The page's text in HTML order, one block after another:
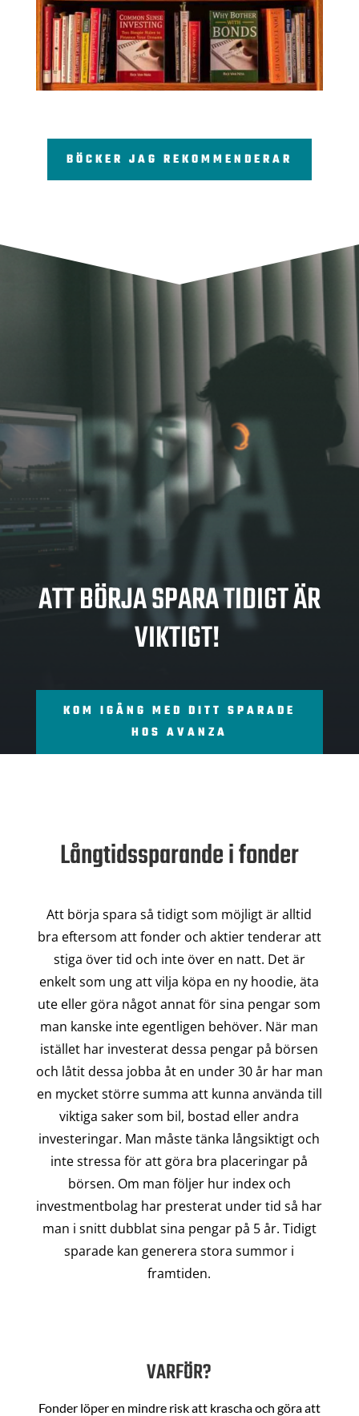
BÖCKER JAG REKOMMENDERAR
SPA
RA
ATT BÖRJA SPARA TIDIGT ÄR
VIKTIGT!
KOM IGÅNG MED DITT SPARADE
HOS AVANZA
Långtidssparande i fonder
Att börja spara så tidigt som möjligt är alltid
bra eftersom att fonder och aktier tenderar att
stiga över tid och inte över en natt. Det är
enkelt som ung att vilja köpa en ny hoodie, äta
ute eller göra något annat för sina pengar som
man kanske inte egentligen behöver. När man
istället har investerat dessa pengar på börsen
och låtit dessa jobba åt en under 30 år har man
en mycket större summa att kunna använda till
viktiga saker som bil, bostad eller andra
investeringar. Man måste tänka långsiktigt och
inte stressa för att göra bra placeringar på
börsen. Om man följer hur index och
investmentbolag har presterat under tid så har
man i snitt dubblat sina pengar på 5 år. Tidigt
sparade kan generera stora summor i
framtiden.
VARFÖR?
Fonder löper en mindre risk att krascha och göra att